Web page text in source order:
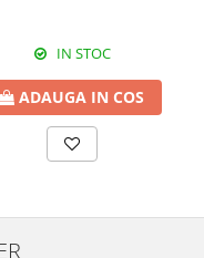
IN STOC
ADAUGA IN COS